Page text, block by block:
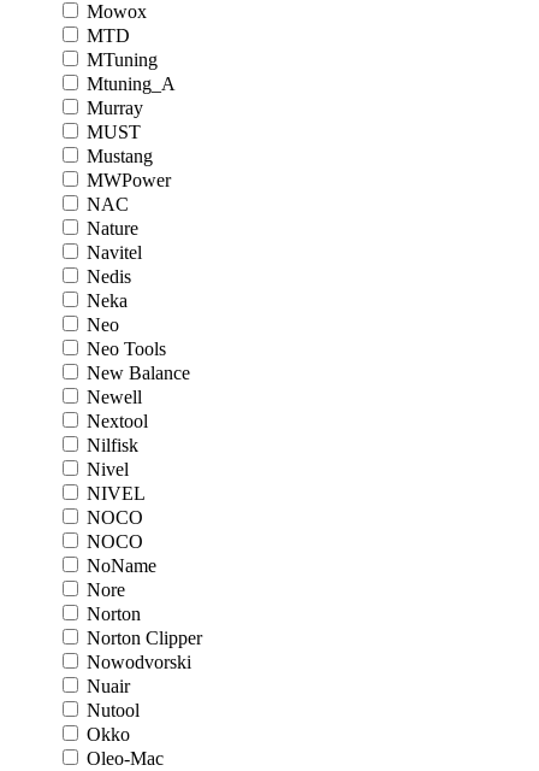
Mowox
MTD
MTuning
Mtuning_A
Murray
MUST
Mustang
MWPower
NAC
Nature
Navitel
Nedis
Neka
Neo
Neo Tools
New Balance
Newell
Nextool
Nilfisk
Nivel
NIVEL
NOCO
NOCO
NoName
Nore
Norton
Norton Clipper
Nowodvorski
Nuair
Nutool
Okko
Oleo-Mac